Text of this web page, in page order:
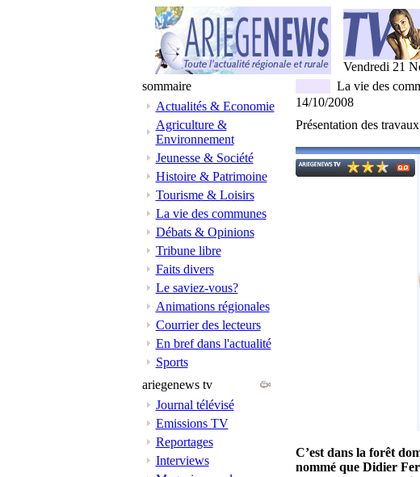
Vendredi 21
sommaire
Actualités & Economie
Agriculture &
Environnement
Jeunesse & Société
Histoire & Patrimoine
Tourisme & Loisirs
La vie des communes
Débats & Opinions
Tribune libre
Faits divers
Le saviez-vous?
Animations régionales
Courrier des lecteurs
En bref dans l'actualité
Sports
ariegenews tv
Journal télévisé
Emissions TV
Reportages
Interviews
La vie des
14/10/2008
Présentation des
C’est dans la forêt
nommé que Didier